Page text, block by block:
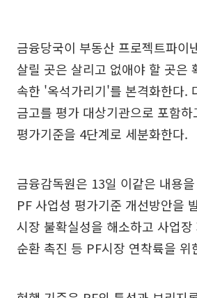
금융당국이 부동산 프로젝트파이
살릴 곳은 살리고 없애야 할 곳은
속한 '옥석가리기'를 본격화한다.
금고를 평가 대상기관으로 포함
평가기준을 4단계로 세분화한다.
금융감독원은 13일 이같은 내용
PF 사업성 평가기준 개선방안을
시장 불확실성을 해소하고 사업
순환 촉진 등 PF시장 연착륙을 위